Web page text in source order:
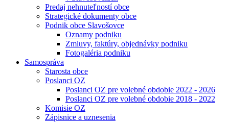
Predaj nehnuteľností obce
Strategické dokumenty obce
Podnik obce Slavošovce
Oznamy podniku
Zmluvy, faktúry, objednávky podniku
Fotogaléria podniku
Samospráva
Starosta obce
Poslanci OZ
Poslanci OZ pre volebné obdobie 2022 - 2026
Poslanci OZ pre volebné obdobie 2018 - 2022
Komisie OZ
Zápisnice a uznesenia